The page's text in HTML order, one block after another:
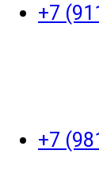
+7
+7